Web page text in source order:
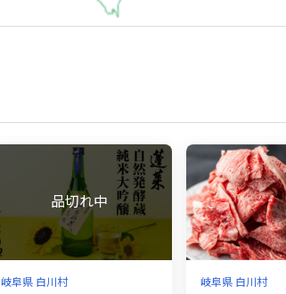
岐阜県 白川村 岐阜県 白川村